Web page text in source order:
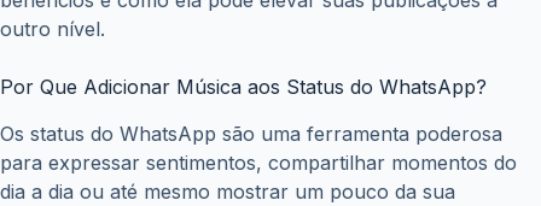
outro nível.
Por Que Adicionar Música aos Status do WhatsApp?
Os status do WhatsApp são uma ferramenta poderosa
para expressar sentimentos, compartilhar momentos do
dia a dia ou até mesmo mostrar um pouco da sua